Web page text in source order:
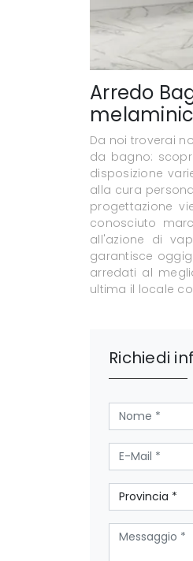
Arredo
Da noi troverai
da bagno:
disposizione
alla cura
progettazione
conosciuto
all'azione di
garantisce
arredati al
ultima il locale
Richiedi